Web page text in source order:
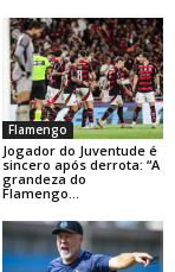
Flamengo
Jogador do Juventude é
sincero após derrota: “A
grandeza do
Flamengo…